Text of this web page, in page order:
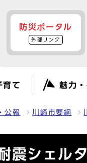
防災ポータル
外部リンク
育て 魅力
公報 川崎市要綱
震シェル